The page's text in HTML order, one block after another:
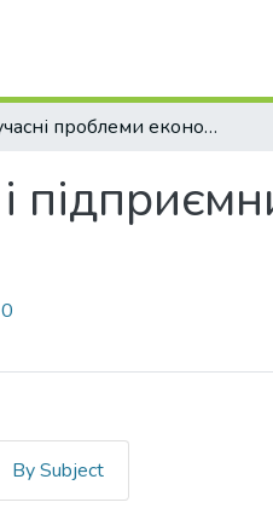
Сучасні проблеми економіки і підприємництво: збірник наукових праць, Вип. 12
By Subject